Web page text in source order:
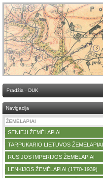
Pradžia · DUK
Navigacija
ŽEMĖLAPIAI
· SENIEJI ŽEMĖLAPIAI
· TARPUKARIO LIETUVOS ŽEMĖLAPIAI
· RUSIJOS IMPERIJOS ŽEMĖLAPIAI
· LENKIJOS ŽEMĖLAPIAI (1770-1939)